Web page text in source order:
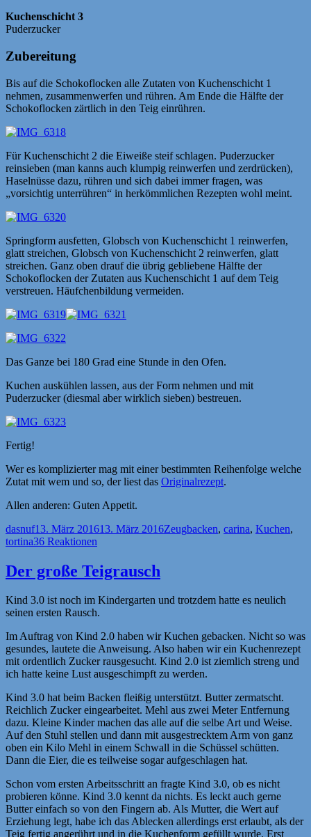
Kuchenschicht 3
Puderzucker
Zubereitung
Bis auf die Schokoflocken alle Zutaten von Kuchenschicht 1
nehmen, zusammenwerfen und rühren. Am Ende die Hälfte der
Schokoflocken zärtlich in den Teig einrühren.
Für Kuchenschicht 2 die Eiweiße steif schlagen. Puderzucker
reinsieben (man kanns auch klumpig reinwerfen und zerdrücken),
Haselnüsse dazu, rühren und sich dabei immer fragen, was
„vorsichtig unterrühren“ in herkömmlichen Rezepten wohl meint.
Springform ausfetten, Globsch von Kuchenschicht 1 reinwerfen,
glatt streichen, Globsch von Kuchenschicht 2 reinwerfen, glatt
streichen. Ganz oben drauf die übrig gebliebene Hälfte der
Schokoflocken der Zutaten aus Kuchenschicht 1 auf dem Teig
verstreuen. Häufchenbildung vermeiden.
Das Ganze bei 180 Grad eine Stunde in den Ofen.
Kuchen auskühlen lassen, aus der Form nehmen und mit
Puderzucker (diesmal aber wirklich sieben) bestreuen.
Fertig!
Wer es komplizierter mag mit einer bestimmten Reihenfolge welche
Zutat mit wem und so, der liest das Originalrezept.
Allen anderen: Guten Appetit.
Autor
dasnufVeröffentlicht
am
13. März 201613. März 2016Kategorien
ZeugSchlagwörter
backen, carina, Kuchen,
tortina36 Reaktionen
Der große Teigrausch
Kind 3.0 ist noch im Kindergarten und trotzdem hatte es neulich
seinen ersten Rausch.
Im Auftrag von Kind 2.0 haben wir Kuchen gebacken. Nicht so was
gesundes, lautete die Anweisung. Also haben wir ein Kuchenrezept
mit ordentlich Zucker rausgesucht. Kind 2.0 ist ziemlich streng und
ich hatte keine Lust ausgeschimpft zu werden.
Kind 3.0 hat beim Backen fleißig unterstützt. Butter zermatscht.
Reichlich Zucker eingearbeitet. Mehl aus zwei Meter Entfernung
dazu. Kleine Kinder machen das alle auf die selbe Art und Weise.
Auf den Stuhl stellen und dann mit ausgestrecktem Arm von ganz
oben ein Kilo Mehl in einem Schwall in die Schüssel schütten.
Dann die Eier, die es teilweise sogar aufgeschlagen hat.
Schon vom ersten Arbeitsschritt an fragte Kind 3.0, ob es nicht
probieren könne. Kind 3.0 kennt da nichts. Es leckt auch gerne
Butter einfach so von den Fingern ab. Als Mutter, die Wert auf
Erziehung legt, habe ich das Ablecken allerdings erst erlaubt, als der
Teig fertig angerührt und in die Kuchenform gefüllt wurde. Erst